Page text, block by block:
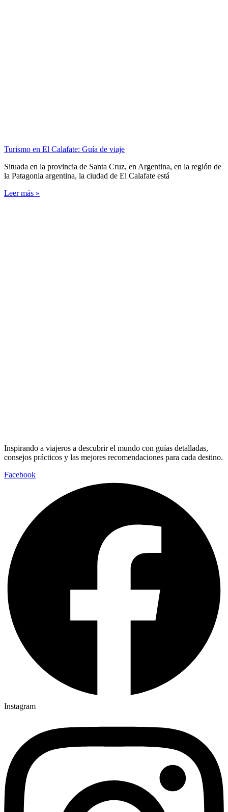
Turismo en El Calafate: Guía de viaje
Situada en la provincia de Santa Cruz, en Argentina, en la región de
la Patagonia argentina, la ciudad de El Calafate está
Leer más »
Inspirando a viajeros a descubrir el mundo con guías detalladas,
consejos prácticos y las mejores recomendaciones para cada destino.
Facebook
Instagram